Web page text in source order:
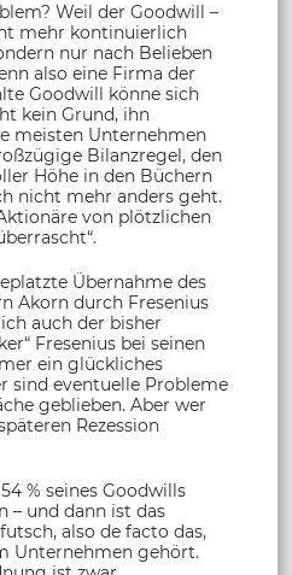
Weil der Goodwill –
mehr kontinuierlich
nur nach Belieben
also eine Firma der
Goodwill könne sich
kein Grund, ihn
meisten Unternehmen
Bilanzregel, den
Höhe in den Büchern
nicht mehr anders geht.
von plötzlichen
Übernahme des
Akorn durch Fresenius
auch der bisher
Fresenius bei seinen
ein glückliches
sind eventuelle Probleme
geblieben. Aber wer
Rezession
% seines Goodwills
– und dann ist das
also de facto das,
Unternehmen gehört.